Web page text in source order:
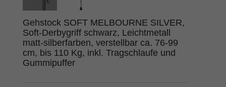
Gehstock SOFT MELBOURNE SILVER,
Soft-Derbygriff schwarz, Leichtmetall
matt-silberfarben, verstellbar ca. 76-99
cm, bis 110 Kg, inkl. Tragschlaufe und
Gummipuffer